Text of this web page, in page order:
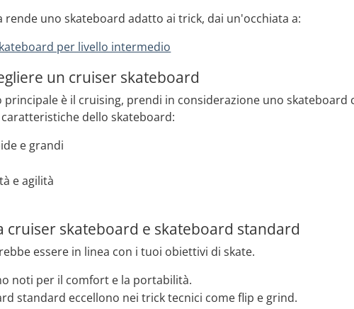
rende uno skateboard adatto ai trick, dai un'occhiata a:
per livello intermedio
un cruiser skateboard
è il cruising, prendi in considerazione uno skateboard
dello skateboard:
e grandi
e agilità
cruiser skateboard e skateboard standard
essere in linea con i tuoi obiettivi di skate.
noti per il comfort e la portabilità.
standard eccellono nei trick tecnici come flip e grind.